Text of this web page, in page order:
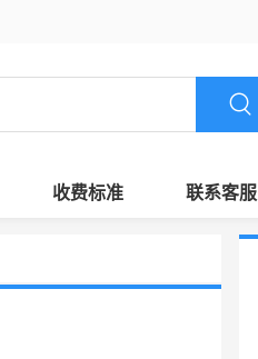
收费标准 联系客服